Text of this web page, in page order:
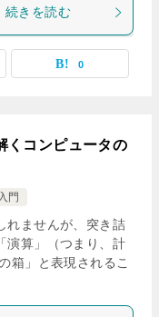
続きを読む
0
くコンピュータの
門
れませんが、突き詰
演算」（つまり、計
箱」と表現されるこ